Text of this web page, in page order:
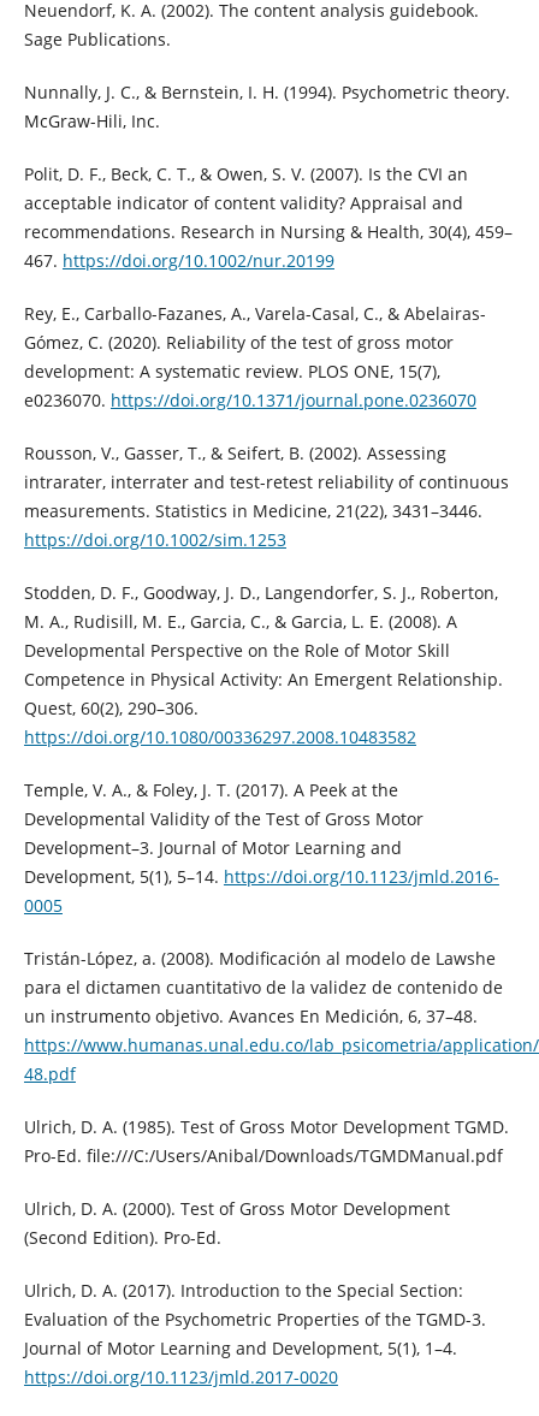
Neuendorf, K. A. (2002). The content analysis guidebook.
Sage Publications.
Nunnally, J. C., & Bernstein, I. H. (1994). Psychometric theory.
McGraw-Hili, Inc.
Polit, D. F., Beck, C. T., & Owen, S. V. (2007). Is the CVI an
acceptable indicator of content validity? Appraisal and
recommendations. Research in Nursing & Health, 30(4), 459–
467. https://doi.org/10.1002/nur.20199
Rey, E., Carballo-Fazanes, A., Varela-Casal, C., & Abelairas-
Gómez, C. (2020). Reliability of the test of gross motor
development: A systematic review. PLOS ONE, 15(7),
e0236070. https://doi.org/10.1371/journal.pone.0236070
Rousson, V., Gasser, T., & Seifert, B. (2002). Assessing
intrarater, interrater and test-retest reliability of continuous
measurements. Statistics in Medicine, 21(22), 3431–3446.
https://doi.org/10.1002/sim.1253
Stodden, D. F., Goodway, J. D., Langendorfer, S. J., Roberton,
M. A., Rudisill, M. E., Garcia, C., & Garcia, L. E. (2008). A
Developmental Perspective on the Role of Motor Skill
Competence in Physical Activity: An Emergent Relationship.
Quest, 60(2), 290–306.
https://doi.org/10.1080/00336297.2008.10483582
Temple, V. A., & Foley, J. T. (2017). A Peek at the
Developmental Validity of the Test of Gross Motor
Development–3. Journal of Motor Learning and
Development, 5(1), 5–14. https://doi.org/10.1123/jmld.2016-
0005
Tristán-López, a. (2008). Modificación al modelo de Lawshe
para el dictamen cuantitativo de la validez de contenido de
un instrumento objetivo. Avances En Medición, 6, 37–48.
https://www.humanas.unal.edu.co/lab_psicometria/application/
48.pdf
Ulrich, D. A. (1985). Test of Gross Motor Development TGMD.
Pro-Ed. file:///C:/Users/Anibal/Downloads/TGMDManual.pdf
Ulrich, D. A. (2000). Test of Gross Motor Development
(Second Edition). Pro-Ed.
Ulrich, D. A. (2017). Introduction to the Special Section:
Evaluation of the Psychometric Properties of the TGMD-3.
Journal of Motor Learning and Development, 5(1), 1–4.
https://doi.org/10.1123/jmld.2017-0020